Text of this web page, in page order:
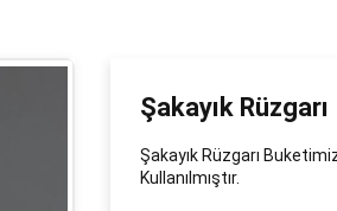
Şakayık Rüzgarı
Şakayık Rüzgarı
Kullanılmıştır.